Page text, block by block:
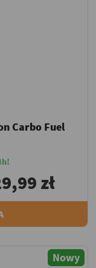
Carbo Fuel
zł
Nowy